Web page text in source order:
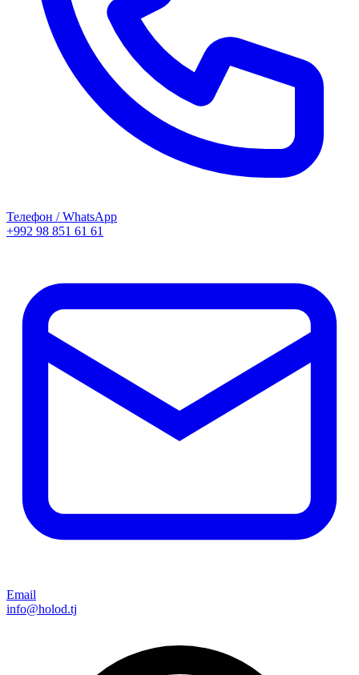
Телефон / WhatsApp
+992 98 851 61 61
Email
info@holod.tj